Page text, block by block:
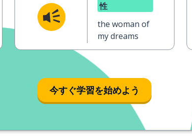
性
the woman of
my dreams
今すぐ学習を始めよう